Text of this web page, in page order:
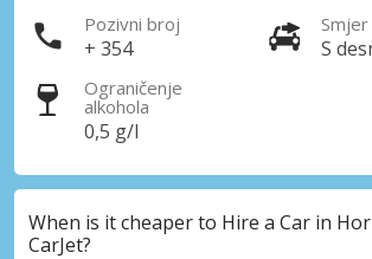
Pozivni broj
+ 354 S
Ograničenje
alkohola
0,5 g/l
When is it cheaper to Hire a Car in
CarJet?